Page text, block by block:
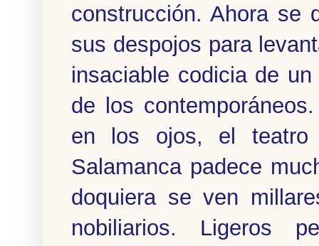
construcción. Ahora se
sus despojos para
insaciable codicia de
de los
en los ojos, el teatro
Salamanca padece
doquiera se ven
nobiliarios. Ligeros